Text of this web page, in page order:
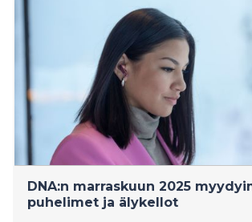
yhdessä Vaskivuoren lukion 35-henkisen
kanssa. Version tuottajana toimi Jean
tyttärentyttärenpoika.
DNA:n marraskuun 2025
puhelimet ja älykellot